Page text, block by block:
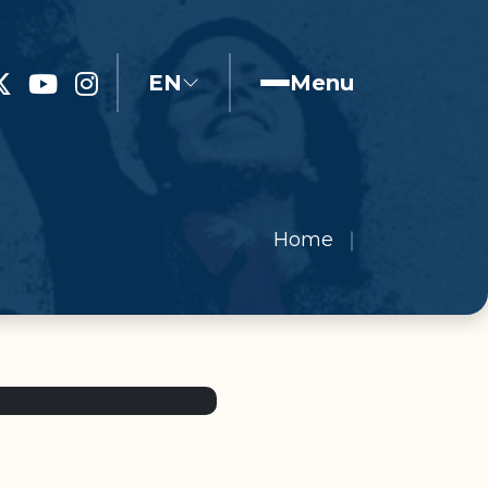
EN Menu
Home